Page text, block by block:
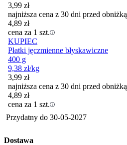
3,99 zł
najniższa cena z 30 dni przed obniżką
4,89 zł
cena za 1 szt.
KUPIEC
Płatki jęczmienne błyskawiczne
400 g
9,38 zł/kg
3,99 zł
najniższa cena z 30 dni przed obniżką
4,89 zł
cena za 1 szt.
Przydatny do 30-05-2027
Dostawa